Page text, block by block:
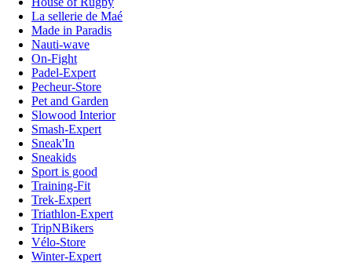
La sellerie de Maé
Made in Paradis
Nauti-wave
On-Fight
Padel-Expert
Pecheur-Store
Pet and Garden
Slowood Interior
Smash-Expert
Sneak'In
Sneakids
Sport is good
Training-Fit
Trek-Expert
Triathlon-Expert
TripNBikers
Vélo-Store
Winter-Expert